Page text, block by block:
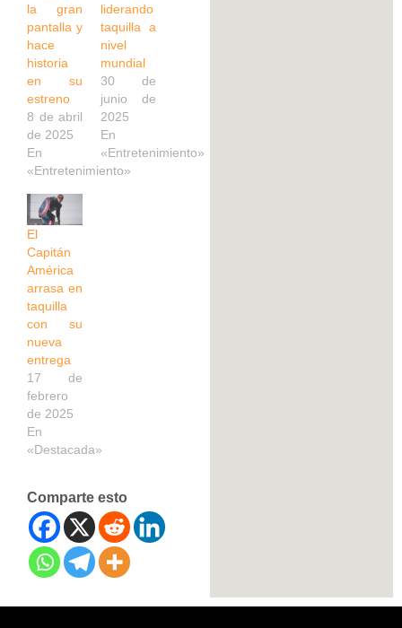
la gran
pantalla y
hace
historia
en su
estreno
8 de abril
de 2025
En
«Entretenimiento»
liderando
taquilla a
nivel
mundial
30 de
junio de
2025
En
«Entretenimiento»
El
Capitán
América
arrasa en
taquilla
con su
nueva
entrega
17 de
febrero
de 2025
En
«Destacada»
Comparte esto